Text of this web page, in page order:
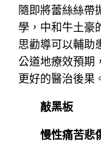
隨即將蕾絲絲帶
學，中和牛土豪
思勸導可以輔助
公道地療效預期
更好的醫治後果
敲黑板
慢性痛苦悲